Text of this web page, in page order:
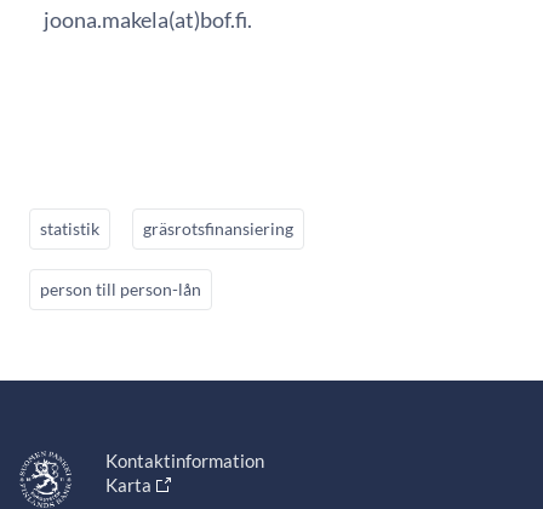
joona.makela(at)bof.fi.
statistik gräsrotsfinansiering
person till person-lån
Kontaktinformation
Karta